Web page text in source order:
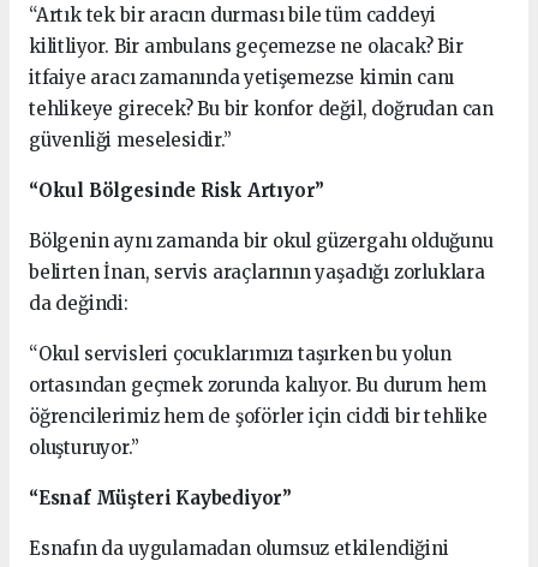
“Artık tek bir aracın durması bile tüm caddeyi
kilitliyor. Bir ambulans geçemezse ne olacak? Bir
itfaiye aracı zamanında yetişemezse kimin canı
tehlikeye girecek? Bu bir konfor değil, doğrudan can
güvenliği meselesidir.”
“Okul Bölgesinde Risk Artıyor”
Bölgenin aynı zamanda bir okul güzergahı olduğunu
belirten İnan, servis araçlarının yaşadığı zorluklara
da değindi:
“Okul servisleri çocuklarımızı taşırken bu yolun
ortasından geçmek zorunda kalıyor. Bu durum hem
öğrencilerimiz hem de şoförler için ciddi bir tehlike
oluşturuyor.”
“Esnaf Müşteri Kaybediyor”
Esnafın da uygulamadan olumsuz etkilendiğini